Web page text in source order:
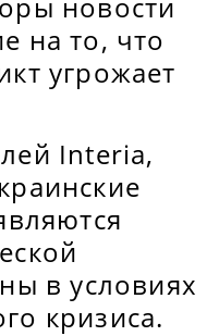
на то, что
угрожает
Interia,
в условиях
кризиса.